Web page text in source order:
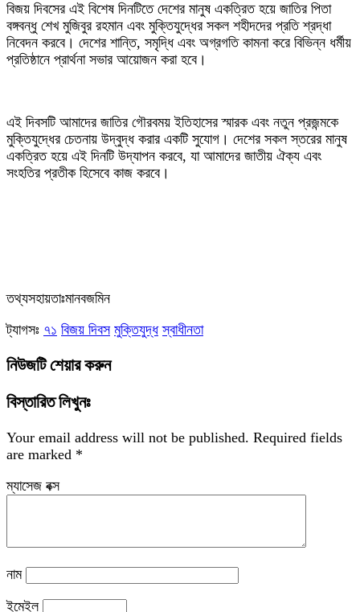
‎বিজয় দিবসের এই বিশেষ দিনটিতে দেশের মানুষ একত্রিত হয়ে জাতির পিতা
বঙ্গবন্ধু শেখ মুজিবুর রহমান এবং মুক্তিযুদ্ধের সকল শহীদদের প্রতি শ্রদ্ধা
নিবেদন করবে। দেশের শান্তি, সমৃদ্ধি এবং অগ্রগতি কামনা করে বিভিন্ন ধর্মীয়
প্রতিষ্ঠানে প্রার্থনা সভার আয়োজন করা হবে।
‎এই দিবসটি আমাদের জাতির গৌরবময় ইতিহাসের স্মারক এবং নতুন প্রজন্মকে
মুক্তিযুদ্ধের চেতনায় উদ্বুদ্ধ করার একটি সুযোগ। দেশের সকল স্তরের মানুষ
একত্রিত হয়ে এই দিনটি উদ্‌যাপন করবে, যা আমাদের জাতীয় ঐক্য এবং
সংহতির প্রতীক হিসেবে কাজ করবে।
তথ্যসহায়তাঃমানবজমিন
ট্যাগসঃ ৭১ বিজয় দিবস মুক্তিযুদ্ধ স্বাধীনতা
নিউজটি শেয়ার করুন
বিস্তারিত লিখুনঃ
Your email address will not be published. Required fields
are marked *
ম্যাসেজ বক্স
নাম
ইমেইল